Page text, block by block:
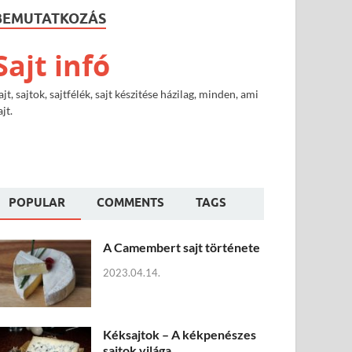
infó
sajtok, sajtfélék, sajt készitése házilag, minden, ami
POPULAR COMMENTS TAGS
A Camembert sajt története
2023.04.14.
Kéksajtok – A kékpenészes